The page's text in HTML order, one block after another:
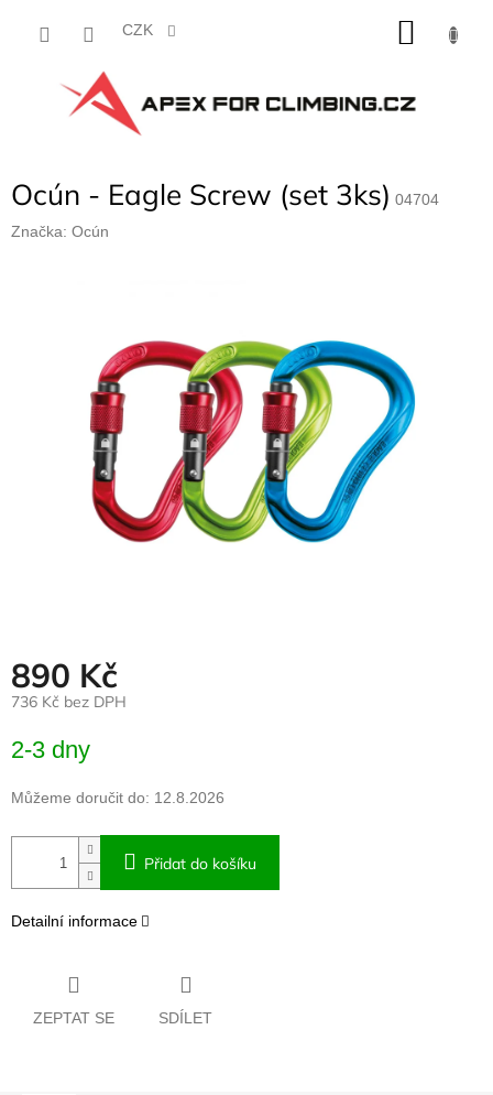
CZK
Ocún - Eagle Screw (set 3ks) 04704
Značka: Ocún
890 Kč
736 Kč bez DPH
cena:
2-3 dny
Můžeme doručit do: 12.8.2026
Přidat do košíku
Detailní informace
ZEPTAT SE SDÍLET